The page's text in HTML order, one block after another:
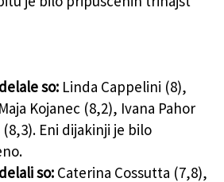
so: Linda Cappelini (8),
Kojanec (8,2), Ivana Pahor
Eni dijakinji je bilo
so: Caterina Cossutta (7,8),